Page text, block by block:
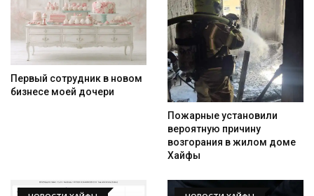
Первый сотрудник в новом
бизнесе моей дочери
Пожарные установили
вероятную причину
возгорания в жилом доме
Хайфы